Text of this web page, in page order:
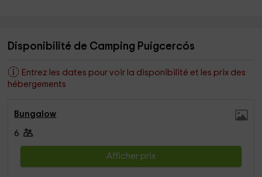
Disponibilité de Camping Puigcercós
Entrez les dates pour voir la disponibilité et les prix des
hébergements
Bungalow
6
Afficher prix